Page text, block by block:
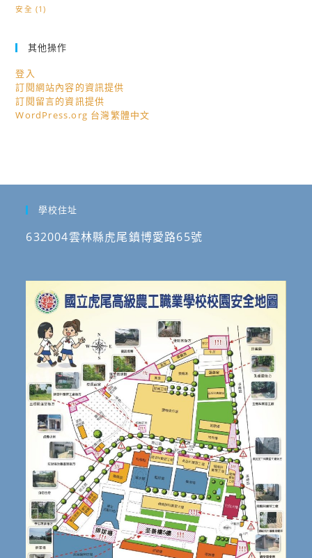
安全 (1)
其他操作
登入
訂閱網站內容的資訊提供
訂閱留言的資訊提供
WordPress.org 台灣繁體中文
學校住址
632004雲林縣虎尾鎮博愛路65號